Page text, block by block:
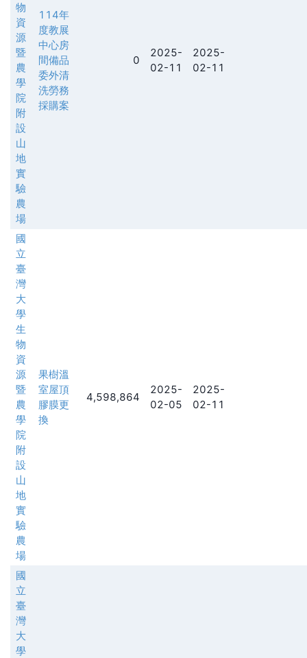
物
資
源
暨
農
學
院
附
設
山
地
實
驗
農
場
114年
度教展
中心房
間備品
委外清
洗勞務
採購案
0
2025-
02-11
2025-
02-11
國
立
臺
灣
大
學
生
物
資
源
暨
農
學
院
附
設
山
地
實
驗
農
場
果樹溫
室屋頂
膠膜更
換
4,598,864
2025-
02-05
2025-
02-11
國
立
臺
灣
大
學